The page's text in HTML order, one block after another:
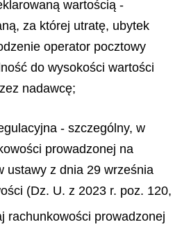
wartością -
za której utratę, ubytek
operator pocztowy
do wysokości wartości
nadawcę;
- szczególny, w
prowadzonej na
ustawy z dnia 29 września
(Dz. U. z 2023 r. poz. 120,
rachunkowości prowadzonej